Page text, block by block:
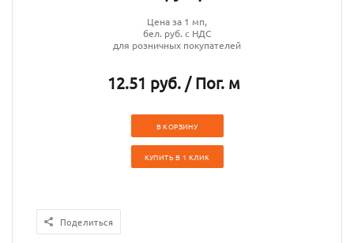
Цена за 1 мп,
бел. руб. с НДС
для розничных покупателей
12.51 руб. / Пог. м
В КОРЗИНУ
КУПИТЬ В 1 КЛИК
Поделиться